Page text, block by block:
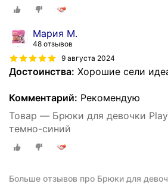
Мария М.
48 отзывов
9 августа 2024
Достоинства: Хорошие сели
Комментарий: Рекомендую
Товар — Брюки для девочки
темно-синий
Больше отзывов про Брюки для